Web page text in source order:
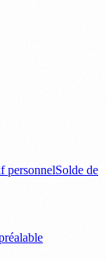
personnelSolde de